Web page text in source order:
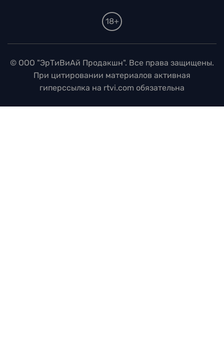
18+
© ООО "ЭрТиВиАй Продакшн". Все права защищены.
При цитировании материалов активная
гиперссылка на rtvi.com обязательна